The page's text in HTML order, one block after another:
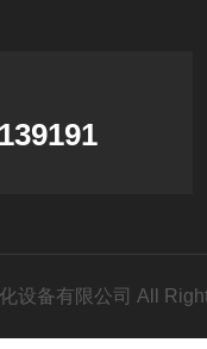
设备有限公司 All